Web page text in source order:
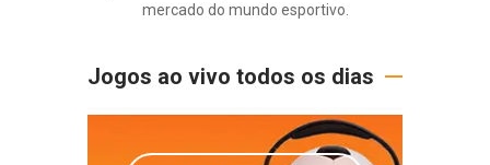
mercado do mundo esportivo.
Jogos ao vivo todos os dias